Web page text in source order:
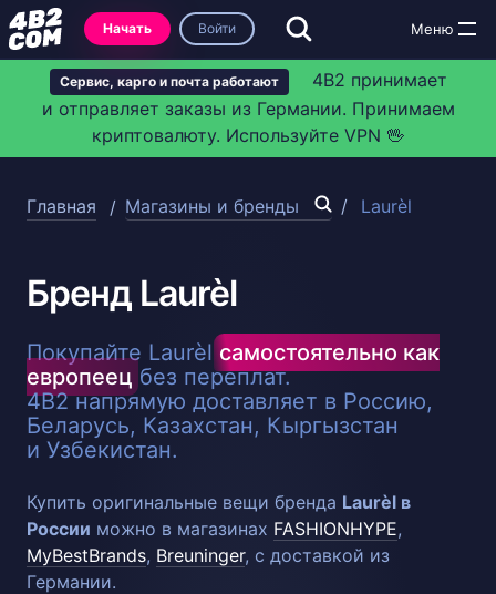
Сервис, карго и почта работают
4B2 принимает
и отправляет заказы из Германии. Принимаем
криптовалюту. Используйте VPN 🖖
Начать Войти
Главная Магазины и бренды Laurèl
Бренд Laurèl
Покупайте Laurèlсамостоятельно как
европеец без переплат.
4B2 напрямую доставляет в Россию,
Беларусь, Казахстан, Кыргызстан
и Узбекистан.
Купить оригинальные вещи бренда Laurèl в
России можно в магазинах FASHIONHYPE,
MyBestBrands, Breuninger, с доставкой из
Германии.